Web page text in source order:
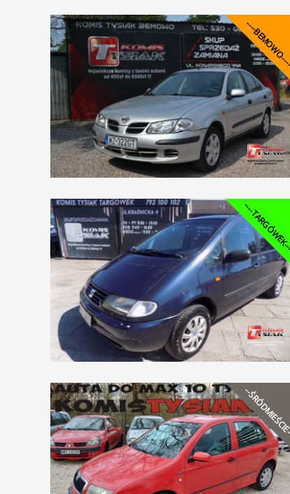
----BEMOWO----
----TARGÓWEK----
--ŚRÓDMIEŚCIE--